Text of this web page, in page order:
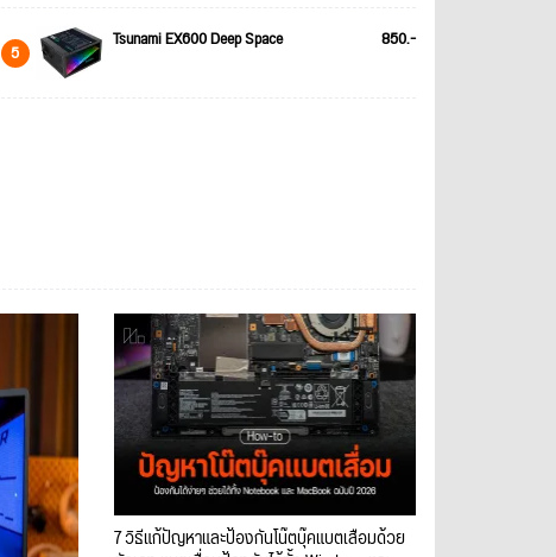
5 Tsunami EX600 Deep Space 850.-
7 วิธีแก้ปัญหาและป้องกันโน๊ตบุ๊คแบตเสื่อมด้วย